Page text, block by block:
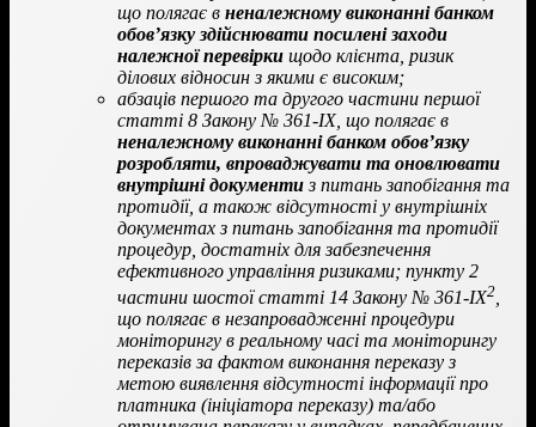
що полягає в неналежному виконанні банком
обов’язку здійснювати посилені заходи
належної перевірки щодо клієнта, ризик
ділових відносин з якими є високим;
абзаців першого та другого частини першої
статті 8 Закону № 361-IX, що полягає в
неналежному виконанні банком обов’язку
розробляти, впроваджувати та оновлювати
внутрішні документи з питань запобігання та
протидії, а також відсутності у внутрішніх
документах з питань запобігання та протидії
процедур, достатніх для забезпечення
ефективного управління ризиками; пункту 2
частини шостої статті 14 Закону № 361-IX2
що полягає в незапровадженні процедури
моніторингу в реальному часі та моніторингу
переказів за фактом виконання переказу з
метою виявлення відсутності інформації про
платника (ініціатора переказу) та/або